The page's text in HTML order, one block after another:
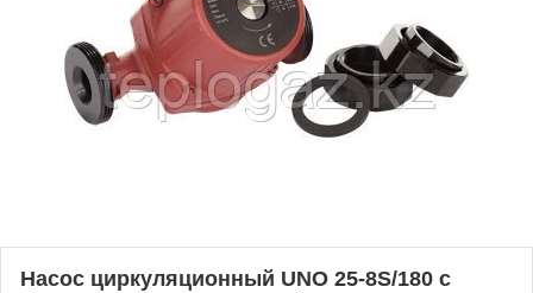
Насос циркуляционный UNO 25-8S/180 с